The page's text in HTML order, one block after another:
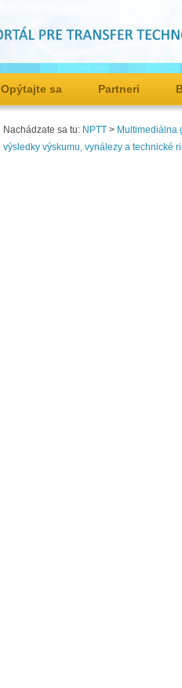
Opýtajte sa Partneri
Nachádzate sa tu: NPTT > Multimediálna
výsledky výskumu, vynálezy a technické